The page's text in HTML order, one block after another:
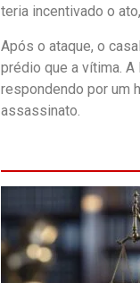
teria incentivado o
Após o ataque, o
prédio que a vítima.
respondendo por um
assassinato.